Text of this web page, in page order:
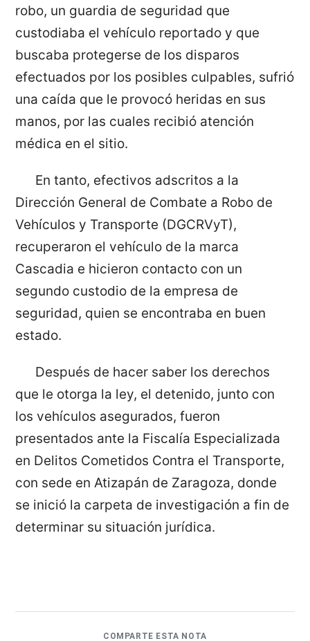
robo, un guardia de seguridad que
custodiaba el vehículo reportado y que
buscaba protegerse de los disparos
efectuados por los posibles culpables, sufrió
una caída que le provocó heridas en sus
manos, por las cuales recibió atención
médica en el sitio.
En tanto, efectivos adscritos a la
Dirección General de Combate a Robo de
Vehículos y Transporte (DGCRVyT),
recuperaron el vehículo de la marca
Cascadia e hicieron contacto con un
segundo custodio de la empresa de
seguridad, quien se encontraba en buen
estado.
Después de hacer saber los derechos
que le otorga la ley, el detenido, junto con
los vehículos asegurados, fueron
presentados ante la Fiscalía Especializada
en Delitos Cometidos Contra el Transporte,
con sede en Atizapán de Zaragoza, donde
se inició la carpeta de investigación a fin de
determinar su situación jurídica.
COMPARTE ESTA NOTA